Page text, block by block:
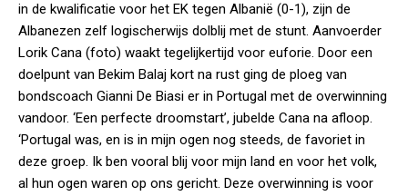
in de kwalificatie voor het EK tegen Albanië (0-1), zijn de
Albanezen zelf logischerwijs dolblij met de stunt. Aanvoerder
Lorik Cana (foto) waakt tegelijkertijd voor euforie. Door een
doelpunt van Bekim Balaj kort na rust ging de ploeg van
bondscoach Gianni De Biasi er in Portugal met de overwinning
vandoor. ‘Een perfecte droomstart’, jubelde Cana na afloop.
‘Portugal was, en is in mijn ogen nog steeds, de favoriet in
deze groep. Ik ben vooral blij voor mijn land en voor het volk,
al hun ogen waren op ons gericht. Deze overwinning is voor